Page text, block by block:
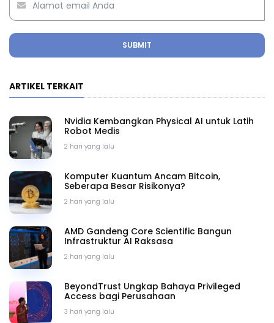
SUBMIT
ARTIKEL TERKAIT
2 hari yang lalu
Nvidia Kembangkan Physical AI untuk Latih
Robot Medis
2 hari yang lalu
Komputer Kuantum Ancam Bitcoin,
Seberapa Besar Risikonya?
2 hari yang lalu
AMD Gandeng Core Scientific Bangun
Infrastruktur AI Raksasa
3 hari yang lalu
BeyondTrust Ungkap Bahaya Privileged
Access bagi Perusahaan